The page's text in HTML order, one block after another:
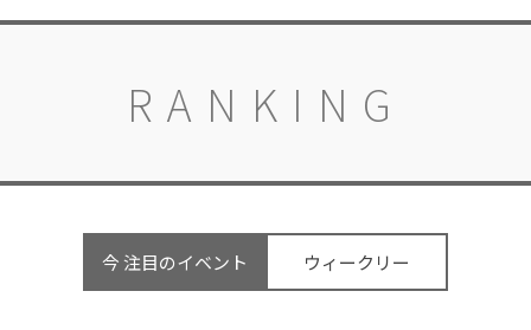
RANKING
今 注目のイベント ウィークリー